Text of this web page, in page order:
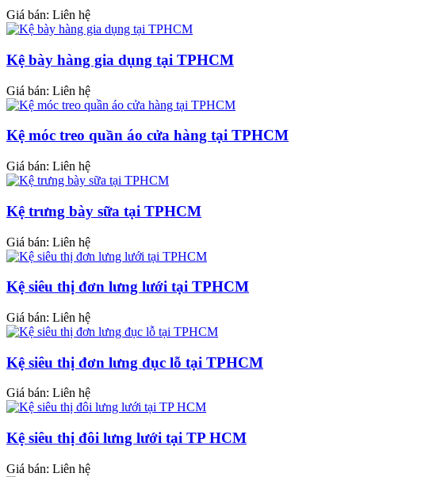
Giá bán: Liên hệ
Kệ bày hàng gia dụng tại TPHCM
Giá bán: Liên hệ
Kệ móc treo quần áo cửa hàng tại TPHCM
Giá bán: Liên hệ
Kệ trưng bày sữa tại TPHCM
Giá bán: Liên hệ
Kệ siêu thị đơn lưng lưới tại TPHCM
Giá bán: Liên hệ
Kệ siêu thị đơn lưng đục lỗ tại TPHCM
Giá bán: Liên hệ
Kệ siêu thị đôi lưng lưới tại TP HCM
Giá bán: Liên hệ